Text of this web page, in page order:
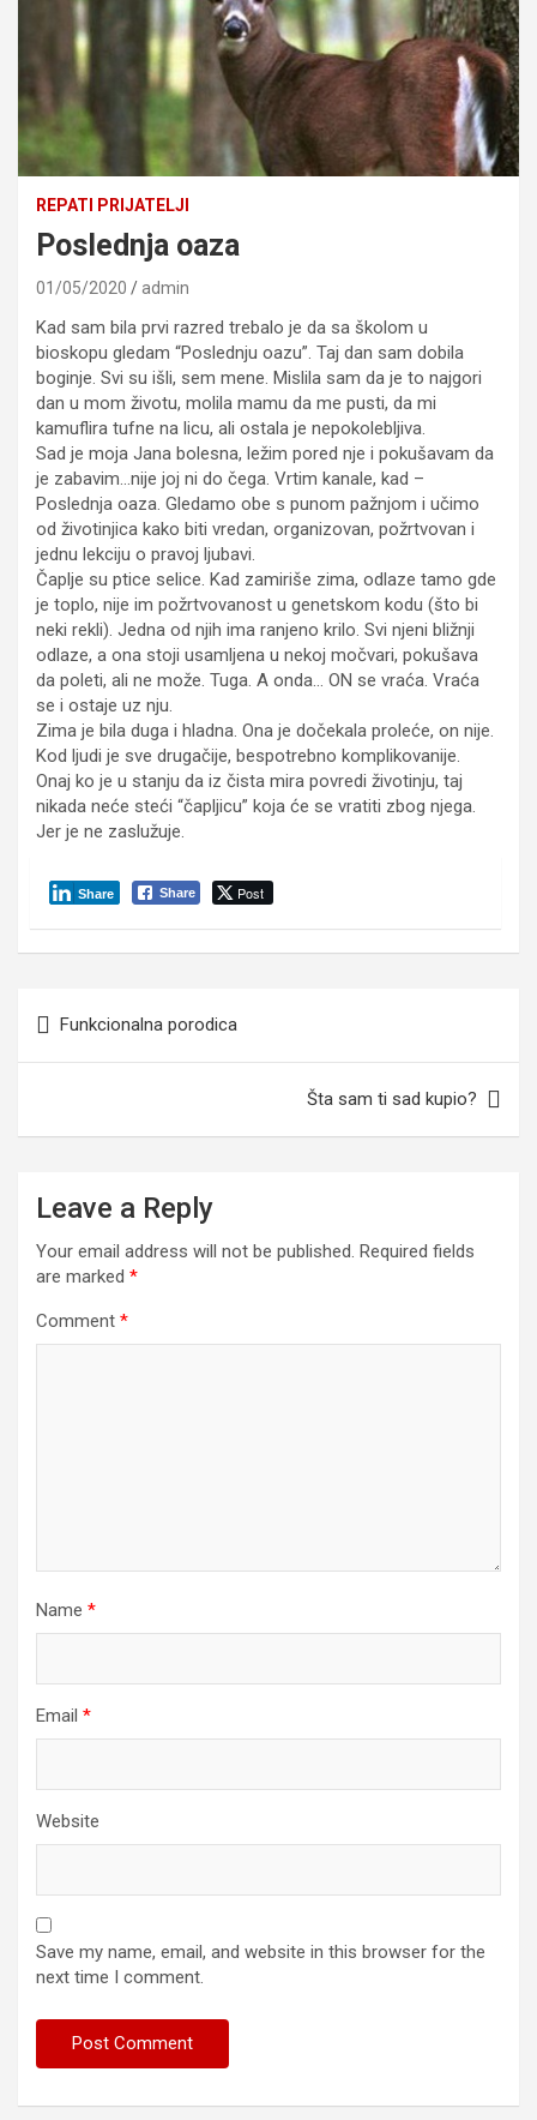
REPATI PRIJATELJI
Poslednja oaza
01/05/2020 admin
Kad sam bila prvi razred trebalo je da sa školom u
bioskopu gledam “Poslednju oazu”. Taj dan sam dobila
boginje. Svi su išli, sem mene. Mislila sam da je to najgori
dan u mom životu, molila mamu da me pusti, da mi
kamuflira tufne na licu, ali ostala je nepokolebljiva.
Sad je moja Jana bolesna, ležim pored nje i pokušavam da
je zabavim…nije joj ni do čega. Vrtim kanale, kad –
Poslednja oaza. Gledamo obe s punom pažnjom i učimo
od životinjica kako biti vredan, organizovan, požrtvovan i
jednu lekciju o pravoj ljubavi.
Čaplje su ptice selice. Kad zamiriše zima, odlaze tamo gde
je toplo, nije im požrtvovanost u genetskom kodu (što bi
neki rekli). Jedna od njih ima ranjeno krilo. Svi njeni bližnji
odlaze, a ona stoji usamljena u nekoj močvari, pokušava
da poleti, ali ne može. Tuga. A onda… ON se vraća. Vraća
se i ostaje uz nju.
Zima je bila duga i hladna. Ona je dočekala proleće, on nije.
Kod ljudi je sve drugačije, bespotrebno komplikovanije.
Onaj ko je u stanju da iz čista mira povredi životinju, taj
nikada neće steći “čapljicu” koja će se vratiti zbog njega.
Jer je ne zaslužuje.
Share Post
Share
navigation
Funkcionalna porodica
Šta sam ti sad kupio?
Leave a Reply
Your email address will not be published. Required fields
are marked *
Comment *
Name *
Email *
Website
Save my name, email, and website in this browser for the
next time I comment.